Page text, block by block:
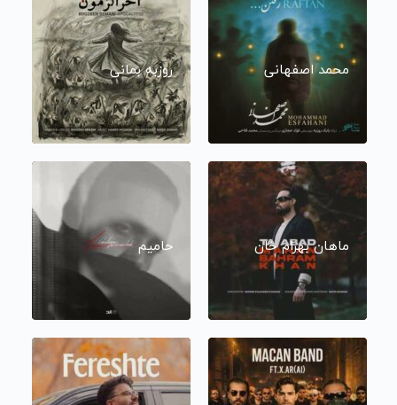
محمد اصفهانی روزبه بمانی
ماهان بهرام خان حامیم